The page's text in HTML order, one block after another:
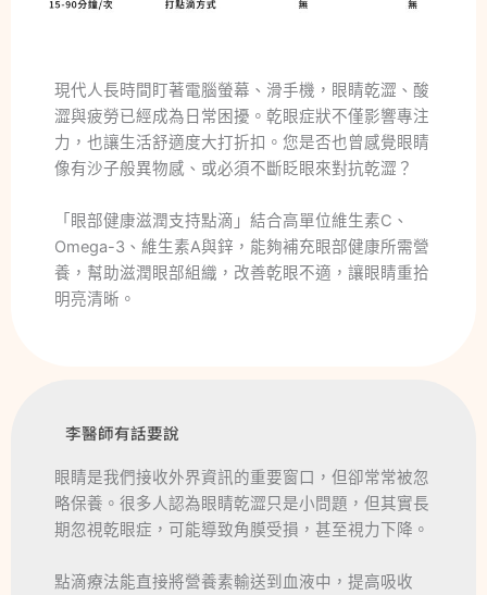
現代人長時間盯著電腦螢幕、滑手機，眼睛乾澀、酸
澀與疲勞已經成為日常困擾。乾眼症狀不僅影響專注
力，也讓生活舒適度大打折扣。您是否也曾感覺眼睛
像有沙子般異物感、或必須不斷眨眼來對抗乾澀？
「眼部健康滋潤支持點滴」結合高單位維生素C、
Omega-3、維生素A與鋅，能夠補充眼部健康所需營
養，幫助滋潤眼部組織，改善乾眼不適，讓眼睛重拾
明亮清晰。
李醫師有話要說
眼睛是我們接收外界資訊的重要窗口，但卻常常被忽
略保養。很多人認為眼睛乾澀只是小問題，但其實長
期忽視乾眼症，可能導致角膜受損，甚至視力下降。
點滴療法能直接將營養素輸送到血液中，提高吸收